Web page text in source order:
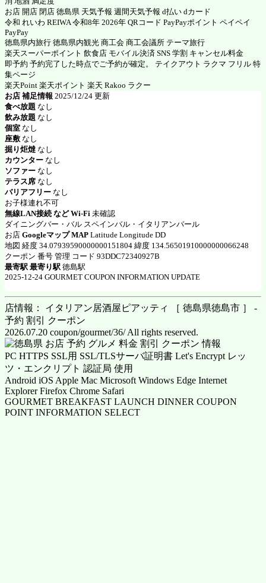
お店 開店 閉店 徳島県 天気予報 週間天気予報 d払い dカード
令和 れいわ REIWA 令和8年 2026年 QRコード PayPayポイント ペイペイ
PayPay
徳島県内旅行 徳島県内観光 商工会 商工会議所 テーマ旅行
楽天スーパーポイント 飲食店 モバイル決済 SNS 学割 キャンセル料金
即予約 予約完了した時点でご予約が確定。 テイクアウト ラクマ フリル 特
集ページ
楽天Point 楽天ポイント 楽天 Rakoo ラクー
お店 補足情報 2025/12/24 更新
食べ放題 なし
飲み放題 なし
個室 なし
座敷 なし
掘り炬燵 なし
カウンター なし
ソファー なし
テラス席 なし
バリアフリー なし
お子様連れ不可
無線LAN接続 など Wi-Fi 未確認
ダイニングバー・バル スペインバル・イタリアンバール
お店 Googleマップ MAP Latitude Longitude DD
地図 経度 34.07939590000000151804 緯度 134.56501910000000066248
クーポン 番号 管理 コード 93DDC72340927B
最寄駅 最寄り駅 徳島駅
2025-12-24 GOURMET COUPON INFORMATION UPDATE
店情報： イタリアン居酒屋ピアッティ ［ 徳島県徳島市 ］ -
予約 割引 クーポン
2026.07.20 coupon/gourmet/36/ All rights reserved.
PC HTTPS SSL用 SSL/TLSサーバ証明書 Let's Encrypt レッ
ツ・エンクリプト 認証局 使用
Android iOS Apple Mac Microsoft Windows Edge Internet
Explorer Firefox Chrome Safari
GOURMET BREAKFAST LAUNCH DINNER COUPON
POINT INFORMATION SELECT